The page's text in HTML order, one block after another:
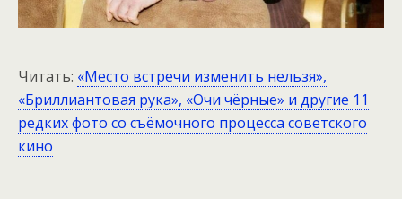
Читать: «Место встречи изменить нельзя»,
«Бриллиантовая рука», «Очи чёрные» и другие 11
редких фото со съёмочного процесса советского
кино